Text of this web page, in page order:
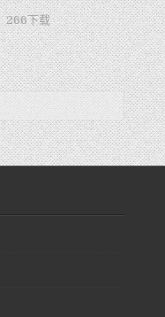
266下载